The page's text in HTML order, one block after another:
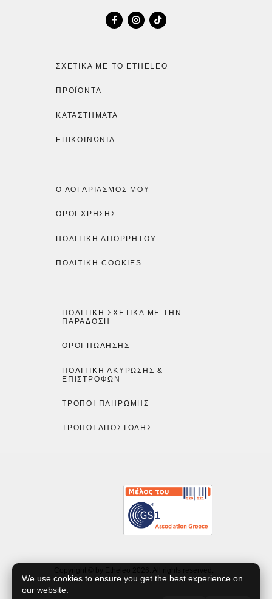
ΣΧΕΤΙΚΆ ΜΕ ΤΟ ETHELEO
ΠΡΟΪΌΝΤΑ
ΚΑΤΑΣΤΉΜΑΤΑ
ΕΠΙΚΟΙΝΩΝΙΑ
Ο ΛΟΓΑΡΙΑΣΜΌΣ ΜΟΥ
ΟΡΟΙ ΧΡΗΣΗΣ
ΠΟΛΙΤΙΚΉ ΑΠΟΡΡΉΤΟΥ
ΠΟΛΙΤΙΚΉ COOKIES
ΠΟΛΙΤΙΚΉ ΣΧΕΤΙΚΆ ΜΕ ΤΗΝ
ΠΑΡΆΔΟΣΗ
ΌΡΟΙ ΠΏΛΗΣΗΣ
ΠΟΛΙΤΙΚΉ ΑΚΎΡΩΣΗΣ &
ΕΠΙΣΤΡΟΦΏΝ
ΤΡΌΠΟΙ ΠΛΗΡΩΜΉΣ
ΤΡΌΠΟΙ ΑΠΟΣΤΟΛΉΣ
We use cookies to ensure you get the best experience on
our website.